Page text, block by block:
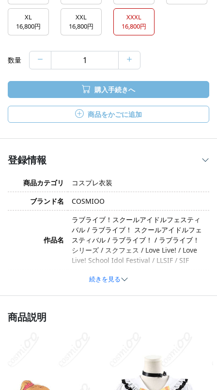
XL
16,800円
XXL
16,800円
XXXL
16,800円
数量
購入手続きへ
商品をかごに追加
登録情報
商品カテゴリ
コスプレ衣装
ブランド名
COSMIOO
作品名
ラブライブ！スクールアイドルフェスティ
バル / ラブライブ！ スクールアイドルフェ
スティバル / ラブライブ！ / ラブライブ！
シリーズ / スクフェス / Love Live! / Love
Live! School Idol Festival / LLSIF / SIF
高坂穂乃果 / こうさか ほのか / 穂乃果 / ほ
Kousaka Honoka
イメージ
トップス、スカート、胸元蝶結び、腰蝶結
び、チョーカー、手袋、太もも飾り、髪飾
続きを見る
商品説明